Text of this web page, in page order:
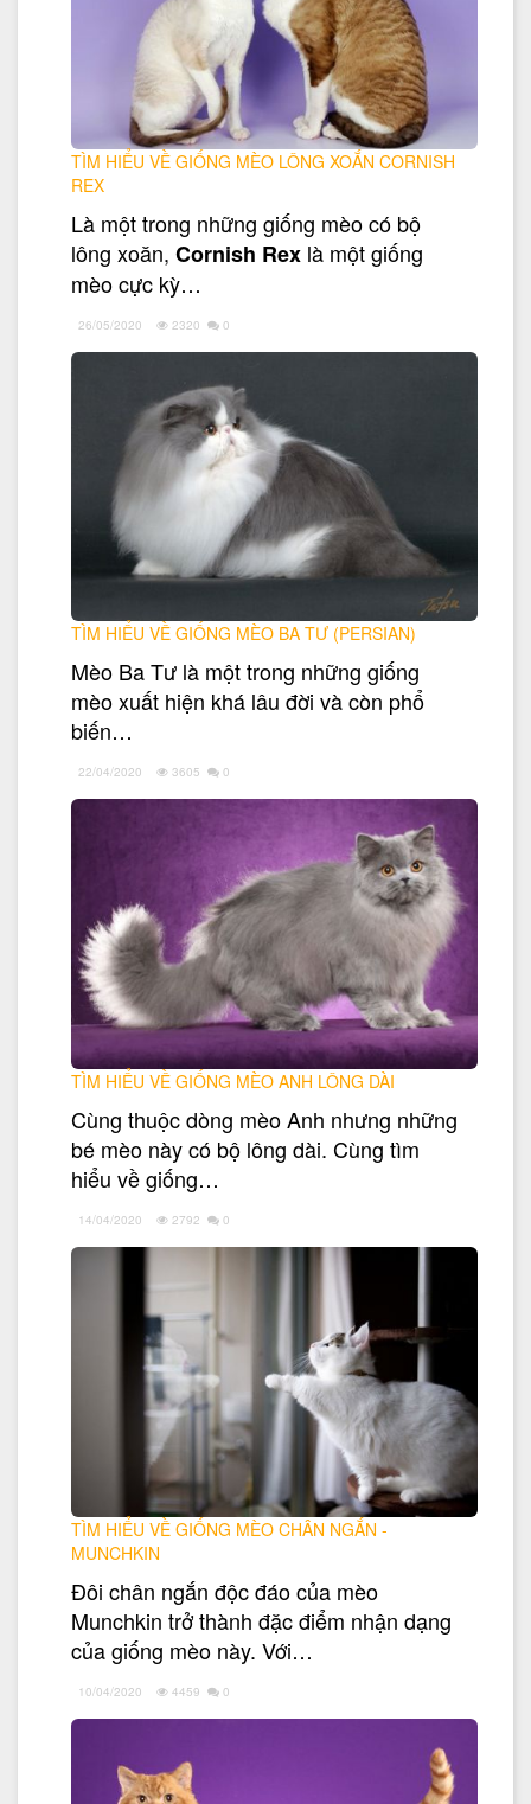
TÌM HIỂU VỀ GIỐNG MÈO LÔNG XOẮN CORNISH
REX
Là một trong những giống mèo có bộ
lông xoăn, Cornish Rex là một giống
mèo cực kỳ…
26/05/2020 2320 0
TÌM HIỂU VỀ GIỐNG MÈO BA TƯ (PERSIAN)
Mèo Ba Tư là một trong những giống
mèo xuất hiện khá lâu đời và còn phổ
biến…
22/04/2020 3605 0
TÌM HIỂU VỀ GIỐNG MÈO ANH LÔNG DÀI
Cùng thuộc dòng mèo Anh nhưng những
bé mèo này có bộ lông dài. Cùng tìm
hiểu về giống…
14/04/2020 2792 0
TÌM HIỂU VỀ GIỐNG MÈO CHÂN NGẮN -
MUNCHKIN
Đôi chân ngắn độc đáo của mèo
Munchkin trở thành đặc điểm nhận dạng
của giống mèo này. Với…
10/04/2020 4459 0